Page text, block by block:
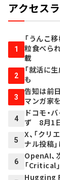
アクセス
1
「うんこ
粒食べら
載
2
「就活に
も
3
告知は前
マンガ家
4
ドコモ・
ず 8月1日
5
X、「ク
ナル投稿
6
OpenAI、
「Critical
Hugging